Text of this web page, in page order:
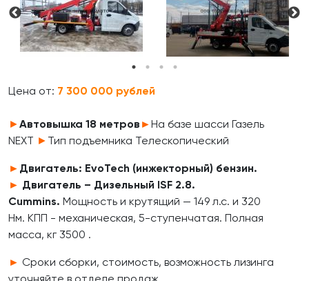
Цена от: 7 300 000 рублей
►Автовышка 18 метров ►На базе шасси Газель
NEXT ► Тип подъемника Телескопический
► Двигатель: EvoTech (инжекторный) бензин.
► Двигатель – Дизельный ISF 2.8.
Cummins. Мощность и крутящий — 149 л.с. и 320
Нм. КПП - механическая, 5-ступенчатая. Полная
масса, кг 3500 .
► Cроки сборки, стоимость, возможность лизинга
уточняйте в отделе продаж